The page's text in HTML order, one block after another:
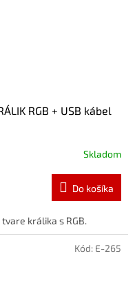
RGB + USB kábel
Skladom
Do košíka
králika s RGB.
Kód: E-265